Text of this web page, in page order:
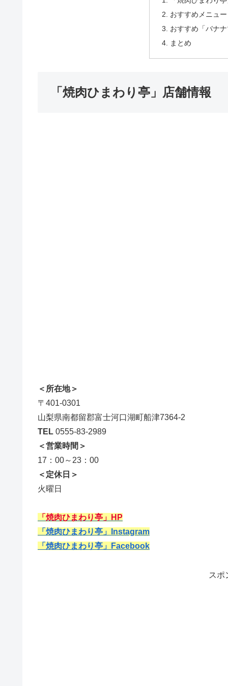
おすすめメニュー
おすすめ「バナ
まとめ
「焼肉ひまわり亭」店舗情報
＜所在地＞
〒401-0301
山梨県南都留郡富士河口湖町船津7364-2
TEL 0555-83-2989
＜営業時間＞
17：00～23：00
＜定休日＞
火曜日
「焼肉ひまわり亭」HP
「焼肉ひまわり亭」Instagram
「焼肉ひまわり亭」Facebook
スポ